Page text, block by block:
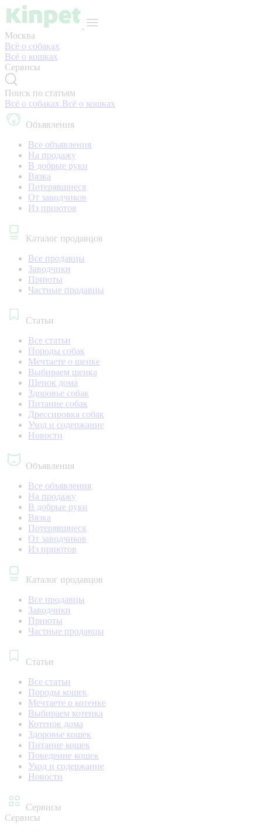
Москва
Всё о собаках
Всё о кошках
Сервисы
Поиск по статьям
Всё о собаках Всё о кошках
Объявления
Все объявления
На продажу
В добрые руки
Вязка
Потерявшиеся
От заводчиков
Из приютов
Каталог продавцов
Все продавцы
Заводчики
Приюты
Частные продавцы
Статьи
Все статьи
Породы собак
Мечтаете о щенке
Выбираем щенка
Щенок дома
Здоровье собак
Питание собак
Дрессировка собак
Уход и содержание
Новости
Объявления
Все объявления
На продажу
В добрые руки
Вязка
Потерявшиеся
От заводчиков
Из приютов
Каталог продавцов
Все продавцы
Заводчики
Приюты
Частные продавцы
Статьи
Все статьи
Породы кошек
Мечтаете о котенке
Выбираем котенка
Котенок дома
Здоровье кошек
Питание кошек
Поведение кошек
Уход и содержание
Новости
Сервисы
Сервисы